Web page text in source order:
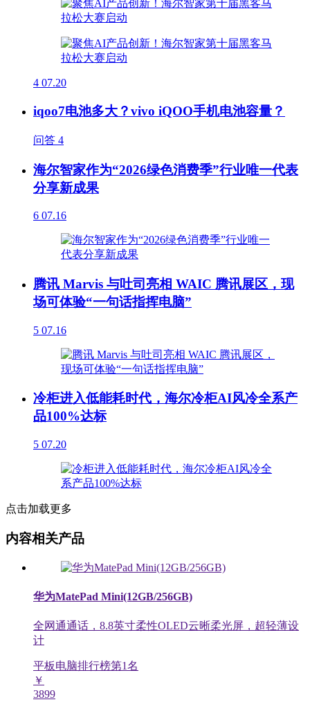
4 07.20
iqoo7电池多大？vivo iQOO手机电池容量？
问答 4
海尔智家作为“2026绿色消费季”行业唯一代表
分享新成果
6 07.16
腾讯 Marvis 与吐司亮相 WAIC 腾讯展区，现
场可体验“一句话指挥电脑”
5 07.16
冷柜进入低能耗时代，海尔冷柜AI风冷全系产
品100%达标
5 07.20
点击加载更多
内容相关产品
华为MatePad Mini(12GB/256GB)
全网通通话，8.8英寸柔性OLED云晰柔光屏，超轻薄设
计
平板电脑排行榜第1名
￥
3899